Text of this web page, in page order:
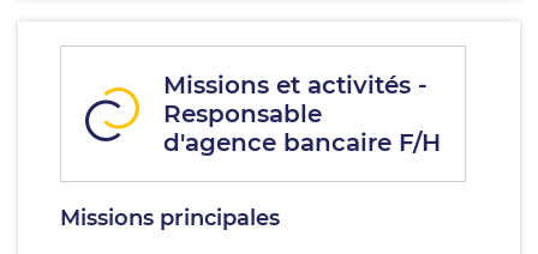
Missions et activités -
Responsable
d'agence bancaire F/H
Missions principales